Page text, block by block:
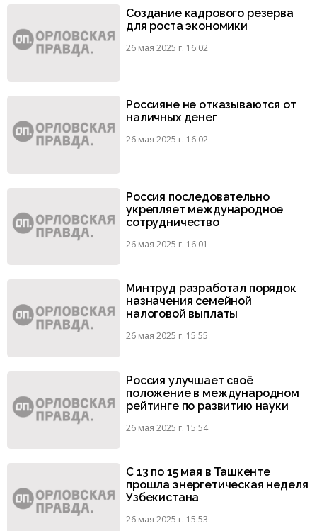
Создание кадрового резерва
для роста экономики
26 мая 2025 г. 16:02
Россияне не отказываются от
наличных денег
26 мая 2025 г. 16:02
Россия последовательно
укрепляет международное
сотрудничество
26 мая 2025 г. 16:01
Минтруд разработал порядок
назначения семейной
налоговой выплаты
26 мая 2025 г. 15:55
Россия улучшает своё
положение в международном
рейтинге по развитию науки
26 мая 2025 г. 15:54
С 13 по 15 мая в Ташкенте
прошла энергетическая неделя
Узбекистана
26 мая 2025 г. 15:53